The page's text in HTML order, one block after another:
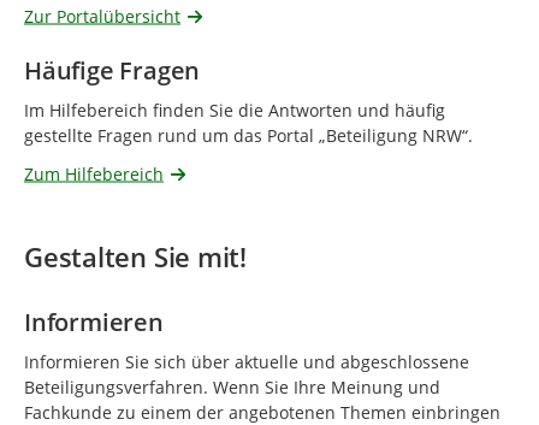
Zur Portalübersicht
Häufige Fragen
Im Hilfebereich finden Sie die Antworten und häufig
gestellte Fragen rund um das Portal „Beteiligung NRW“.
Zum Hilfebereich
Gestalten Sie mit!
Informieren
Informieren Sie sich über aktuelle und abgeschlossene
Beteiligungsverfahren. Wenn Sie Ihre Meinung und
Fachkunde zu einem der angebotenen Themen einbringen